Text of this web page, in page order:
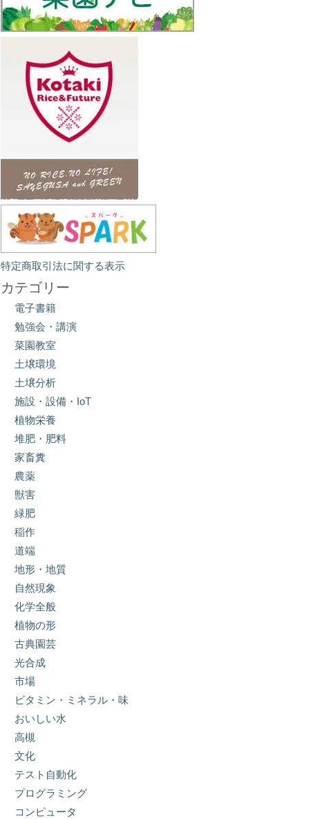
特定商取引法に関する表示
カテゴリー
電子書籍
勉強会・講演
菜園教室
土壌環境
土壌分析
施設・設備・IoT
植物栄養
堆肥・肥料
家畜糞
農薬
獣害
緑肥
稲作
道端
地形・地質
自然現象
化学全般
植物の形
古典園芸
光合成
市場
ビタミン・ミネラル・味
おいしい水
高槻
文化
テスト自動化
プログラミング
コンピュータ